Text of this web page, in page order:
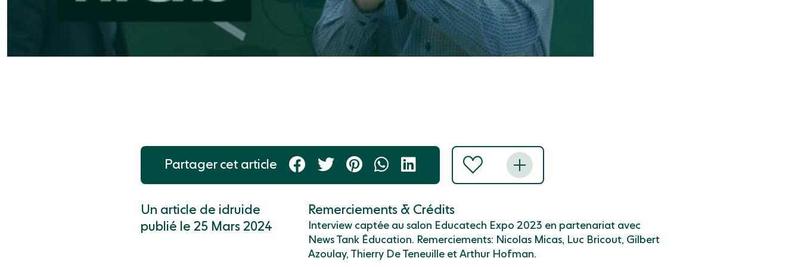
Partager cet article
Un article de idruide
publié le 25 Mars 2024
Remerciements & Crédits
Interview captée au salon Educatech Expo 2023 en partenariat avec
News Tank Éducation. Remerciements: Nicolas Micas, Luc Bricout, Gilbert
Azoulay, Thierry De Teneuille et Arthur Hofman.